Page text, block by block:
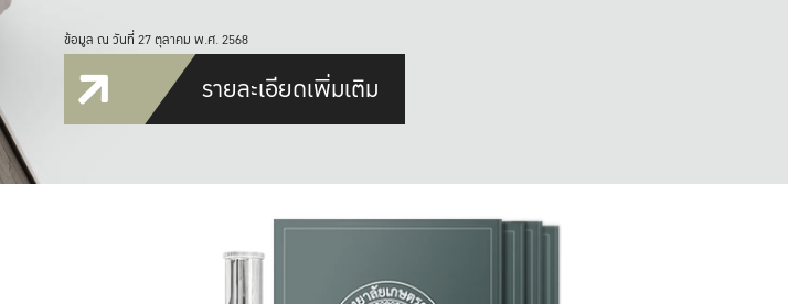
ข้อมูล ณ วันที่ 27 ตุลาคม พ.ศ. 2568
รายละเอียดเพิ่มเติม